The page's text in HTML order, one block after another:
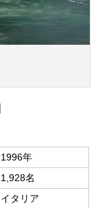
1996年
1,928名
イタリア